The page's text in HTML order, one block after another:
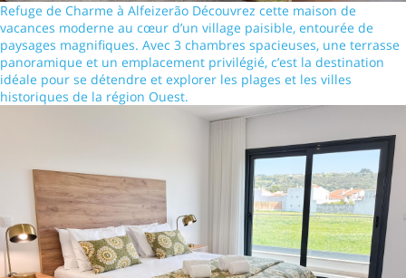
Refuge de Charme à Alfeizerão Découvrez cette maison de
vacances moderne au cœur d’un village paisible, entourée de
paysages magnifiques. Avec 3 chambres spacieuses, une terrasse
panoramique et un emplacement privilégié, c’est la destination
idéale pour se détendre et explorer les plages et les villes
historiques de la région Ouest.